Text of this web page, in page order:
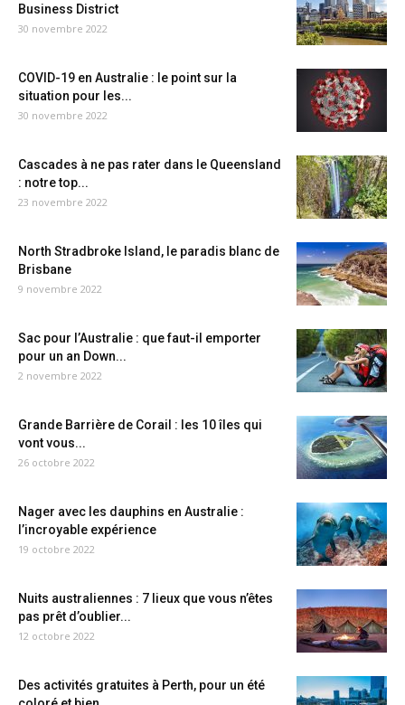
Business District
30 novembre 2022
COVID-19 en Australie : le point sur la
situation pour les...
30 novembre 2022
Cascades à ne pas rater dans le Queensland
: notre top...
23 novembre 2022
North Stradbroke Island, le paradis blanc de
Brisbane
9 novembre 2022
Sac pour l’Australie : que faut-il emporter
pour un an Down...
2 novembre 2022
Grande Barrière de Corail : les 10 îles qui
vont vous...
26 octobre 2022
Nager avec les dauphins en Australie :
l’incroyable expérience
19 octobre 2022
Nuits australiennes : 7 lieux que vous n’êtes
pas prêt d’oublier...
12 octobre 2022
Des activités gratuites à Perth, pour un été